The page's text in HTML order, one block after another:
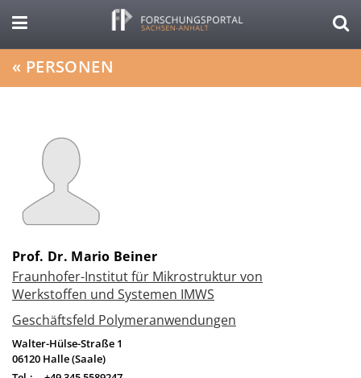
« PERSONEN
Prof. Dr. Mario Beiner
Fraunhofer-Institut für Mikrostruktur von
Werkstoffen und Systemen IMWS
Geschäftsfeld Polymeranwendungen
Walter-Hülse-Straße 1
06120 Halle (Saale)